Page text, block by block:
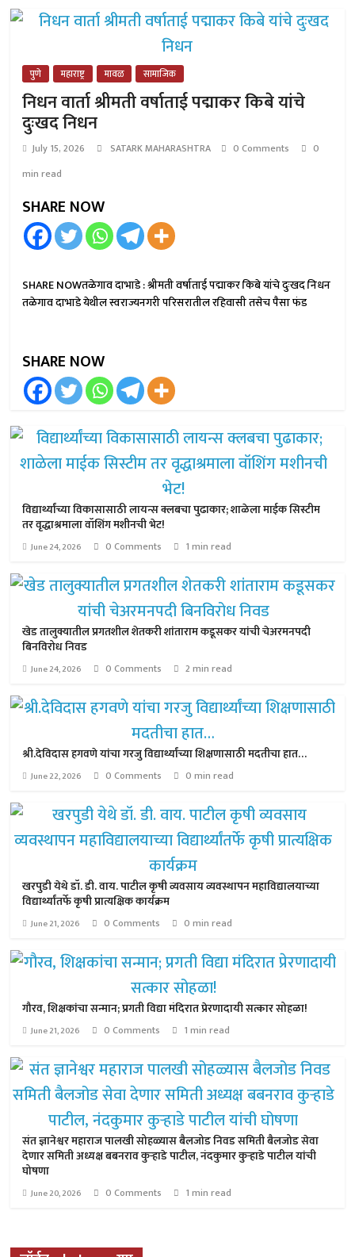
पुणे महाराष्ट्र मावळ सामाजिक
निधन वार्ता श्रीमती वर्षाताई पद्माकर किबे यांचे
दुःखद निधन
July 15, 2026 SATARK MAHARASHTRA 0 Comments
0
min read
SHARE NOW
SHARE NOWतळेगाव दाभाडे : श्रीमती वर्षाताई पद्माकर किबे यांचे दुःखद निधन
तळेगाव दाभाडे येथील स्वराज्यनगरी परिसरातील रहिवासी तसेच पैसा फंड
SHARE NOW
विद्यार्थ्यांच्या विकासासाठी लायन्स क्लबचा पुढाकार; शाळेला माईक सिस्टीम
तर वृद्धाश्रमाला वॉशिंग मशीनची भेट!
June 24, 2026 0 Comments 1 min read
खेड तालुक्यातील प्रगतशील शेतकरी शांताराम कडूसकर यांची चेअरमनपदी
बिनविरोध निवड
June 24, 2026 0 Comments 2 min read
श्री.देविदास हगवणे यांचा गरजु विद्यार्थ्यांच्या शिक्षणासाठी मदतीचा हात…
June 22, 2026 0 Comments 0 min read
खरपुडी येथे डॉ. डी. वाय. पाटील कृषी व्यवसाय व्यवस्थापन महाविद्यालयाच्या
विद्यार्थ्यांतर्फे कृषी प्रात्यक्षिक कार्यक्रम
June 21, 2026 0 Comments 0 min read
गौरव, शिक्षकांचा सन्मान; प्रगती विद्या मंदिरात प्रेरणादायी सत्कार सोहळा!
June 21, 2026 0 Comments 1 min read
संत ज्ञानेश्वर महाराज पालखी सोहळ्यास बैलजोड निवड समिती बैलजोड सेवा
देणार समिती अध्यक्ष बबनराव कुऱ्हाडे पाटील, नंदकुमार कुऱ्हाडे पाटील यांची
घोषणा
June 20, 2026 0 Comments 1 min read